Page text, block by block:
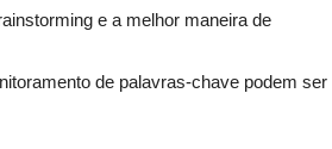
e a melhor maneira de
de palavras-chave podem ser